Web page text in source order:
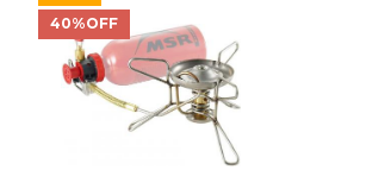
40%OFF